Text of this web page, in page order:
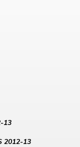
13
2012-13